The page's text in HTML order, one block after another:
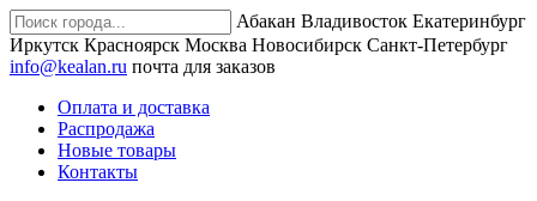
Абакан Владивосток Екатеринбург
Иркутск Красноярск Москва Новосибирск Санкт-Петербург
info@kealan.ru почта для заказов
Оплата и доставка
Распродажа
Новые товары
Контакты